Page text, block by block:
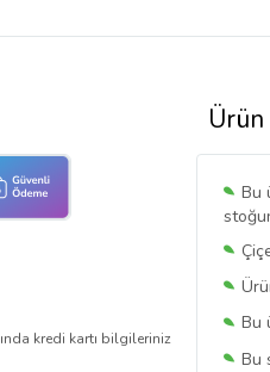
Bu
Bu
Bu
kredi kartı bilgileriniz